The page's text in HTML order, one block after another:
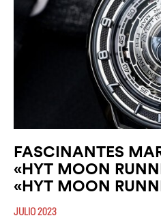
FASCINANTES
«HYT MOON
«HYT MOON
JULIO 2023